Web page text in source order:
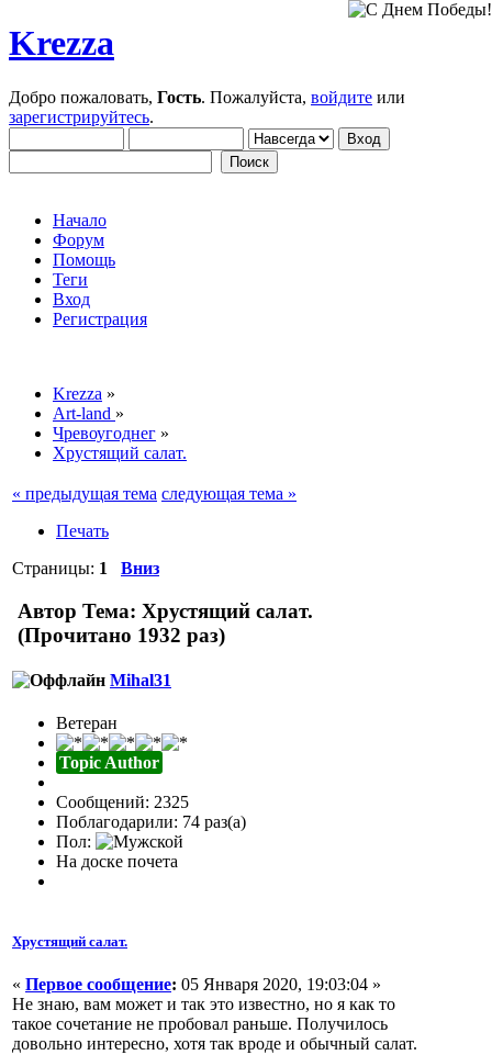
Krezza
Добро пожаловать, Гость. Пожалуйста, войдите или
зарегистрируйтесь.
Начало
Форум
Помощь
Теги
Вход
Регистрация
Krezza »
Art-land »
Чревоугоднег »
Хрустящий салат.
« предыдущая тема следующая тема »
Печать
Страницы: 1 Вниз
Автор Тема: Хрустящий салат.
(Прочитано 1932 раз)
Mihal31
Ветеран
Topic Author
Сообщений: 2325
Поблагодарили: 74 раз(а)
Пол:
На доске почета
Хрустящий салат.
« Первое сообщение: 05 Января 2020, 19:03:04 »
Не знаю, вам может и так это известно, но я как то
такое сочетание не пробовал раньше. Получилось
довольно интересно, хотя так вроде и обычный салат.